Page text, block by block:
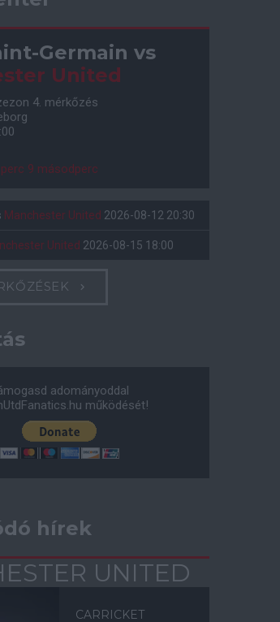
Germain vs
United
4. mérkőzés
8 másodperc
Manchester United 2026-08-12 20:30
United 2026-08-15 18:00
adományoddal
működését!
hírek
UNITED
CARRICKET